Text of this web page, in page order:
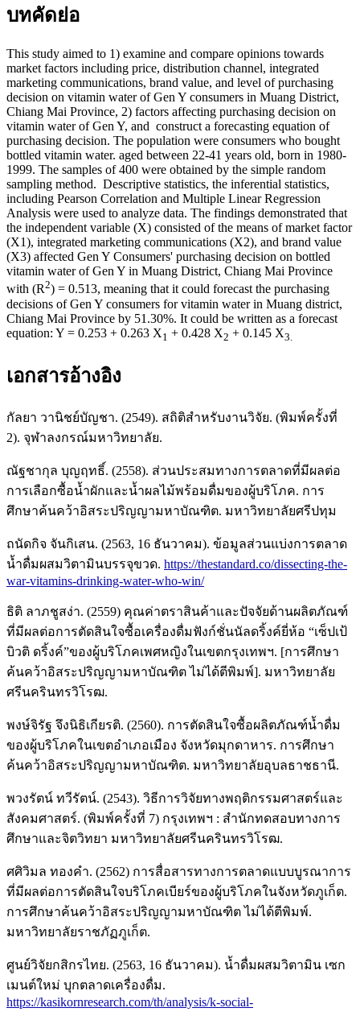
บทคัดย่อ
This study aimed to 1) examine and compare opinions towards
market factors including price, distribution channel, integrated
marketing communications, brand value, and level of purchasing
decision on vitamin water of Gen Y consumers in Muang District,
Chiang Mai Province, 2) factors affecting purchasing decision on
vitamin water of Gen Y, and construct a forecasting equation of
purchasing decision. The population were consumers who bought
bottled vitamin water. aged between 22-41 years old, born in 1980-
1999. The samples of 400 were obtained by the simple random
sampling method. Descriptive statistics, the inferential statistics,
including Pearson Correlation and Multiple Linear Regression
Analysis were used to analyze data. The findings demonstrated that
the independent variable (X) consisted of the means of market factor
(X1), integrated marketing communications (X2), and brand value
(X3) affected Gen Y Consumers' purchasing decision on bottled
vitamin water of Gen Y in Muang District, Chiang Mai Province
with (R2) = 0.513, meaning that it could forecast the purchasing
decisions of Gen Y consumers for vitamin water in Muang district,
Chiang Mai Province by 51.30%. It could be written as a forecast
equation: Y = 0.253 + 0.263 X1 + 0.428 X2 + 0.145 X3.
เอกสารอ้างอิง
กัลยา วานิชย์บัญชา. (2549). สถิติสำหรับงานวิจัย. (พิมพ์ครั้งที่
2). จุฬาลงกรณ์มหาวิทยาลัย.
ณัฐชากุล บุญฤทธิ์. (2558). ส่วนประสมทางการตลาดที่มีผลต่อ
การเลือกซื้อน้ำผักและน้ำผลไม้พร้อมดื่มของผู้บริโภค. การ
ศึกษาค้นคว้าอิสระปริญญามหาบัณฑิต. มหาวิทยาลัยศรีปทุม
ถนัดกิจ จันกิเสน. (2563, 16 ธันวาคม). ข้อมูลส่วนแบ่งการตลาด
น้ำดื่มผสมวิตามินบรรจุขวด. https://thestandard.co/dissecting-the-
war-vitamins-drinking-water-who-win/
ธิติ ลาภชูสง่า. (2559) คุณค่าตราสินค้าและปัจจัยด้านผลิตภัณฑ์
ที่มีผลต่อการตัดสินใจซื้อเครื่องดื่มฟังก์ชั่นนัลดริ้งค์ยี่ห้อ “เซ็ปเป้
บิวติ ดริ้งค์”ของผู้บริโภคเพศหญิงในเขตกรุงเทพฯ. [การศึกษา
ค้นคว้าอิสระปริญญามหาบัณฑิต ไม่ได้ตีพิมพ์]. มหาวิทยาลัย
ศรีนครินทรวิโรฒ.
พงษ์จิรัฐ จึงนิธิเกียรติ. (2560). การตัดสินใจซื้อผลิตภัณฑ์น้ำดื่ม
ของผู้บริโภคในเขตอำเภอเมือง จังหวัดมุกดาหาร. การศึกษา
ค้นคว้าอิสระปริญญามหาบัณฑิต. มหาวิทยาลัยอุบลธาชธานี.
พวงรัตน์ ทวีรัตน์. (2543). วิธีการวิจัยทางพฤติกรรมศาสตร์และ
สังคมศาสตร์. (พิมพ์ครั้งที่ 7) กรุงเทพฯ : สำนักทดสอบทางการ
ศึกษาและจิตวิทยา มหาวิทยาลัยศรีนครินทรวิโรฒ.
ศศิวิมล ทองคำ. (2562) การสื่อสารทางการตลาดแบบบูรณาการ
ที่มีผลต่อการตัดสินใจบริโภคเบียร์ของผู้บริโภคในจังหวัดภูเก็ต.
การศึกษาค้นคว้าอิสระปริญญามหาบัณฑิต ไม่ได้ตีพิมพ์.
มหาวิทยาลัยราชภัฏภูเก็ต.
ศูนย์วิจัยกสิกรไทย. (2563, 16 ธันวาคม). น้ำดื่มผสมวิตามิน เซก
เมนต์ใหม่ บุกตลาดเครื่องดื่ม.
https://kasikornresearch.com/th/analysis/k-social-